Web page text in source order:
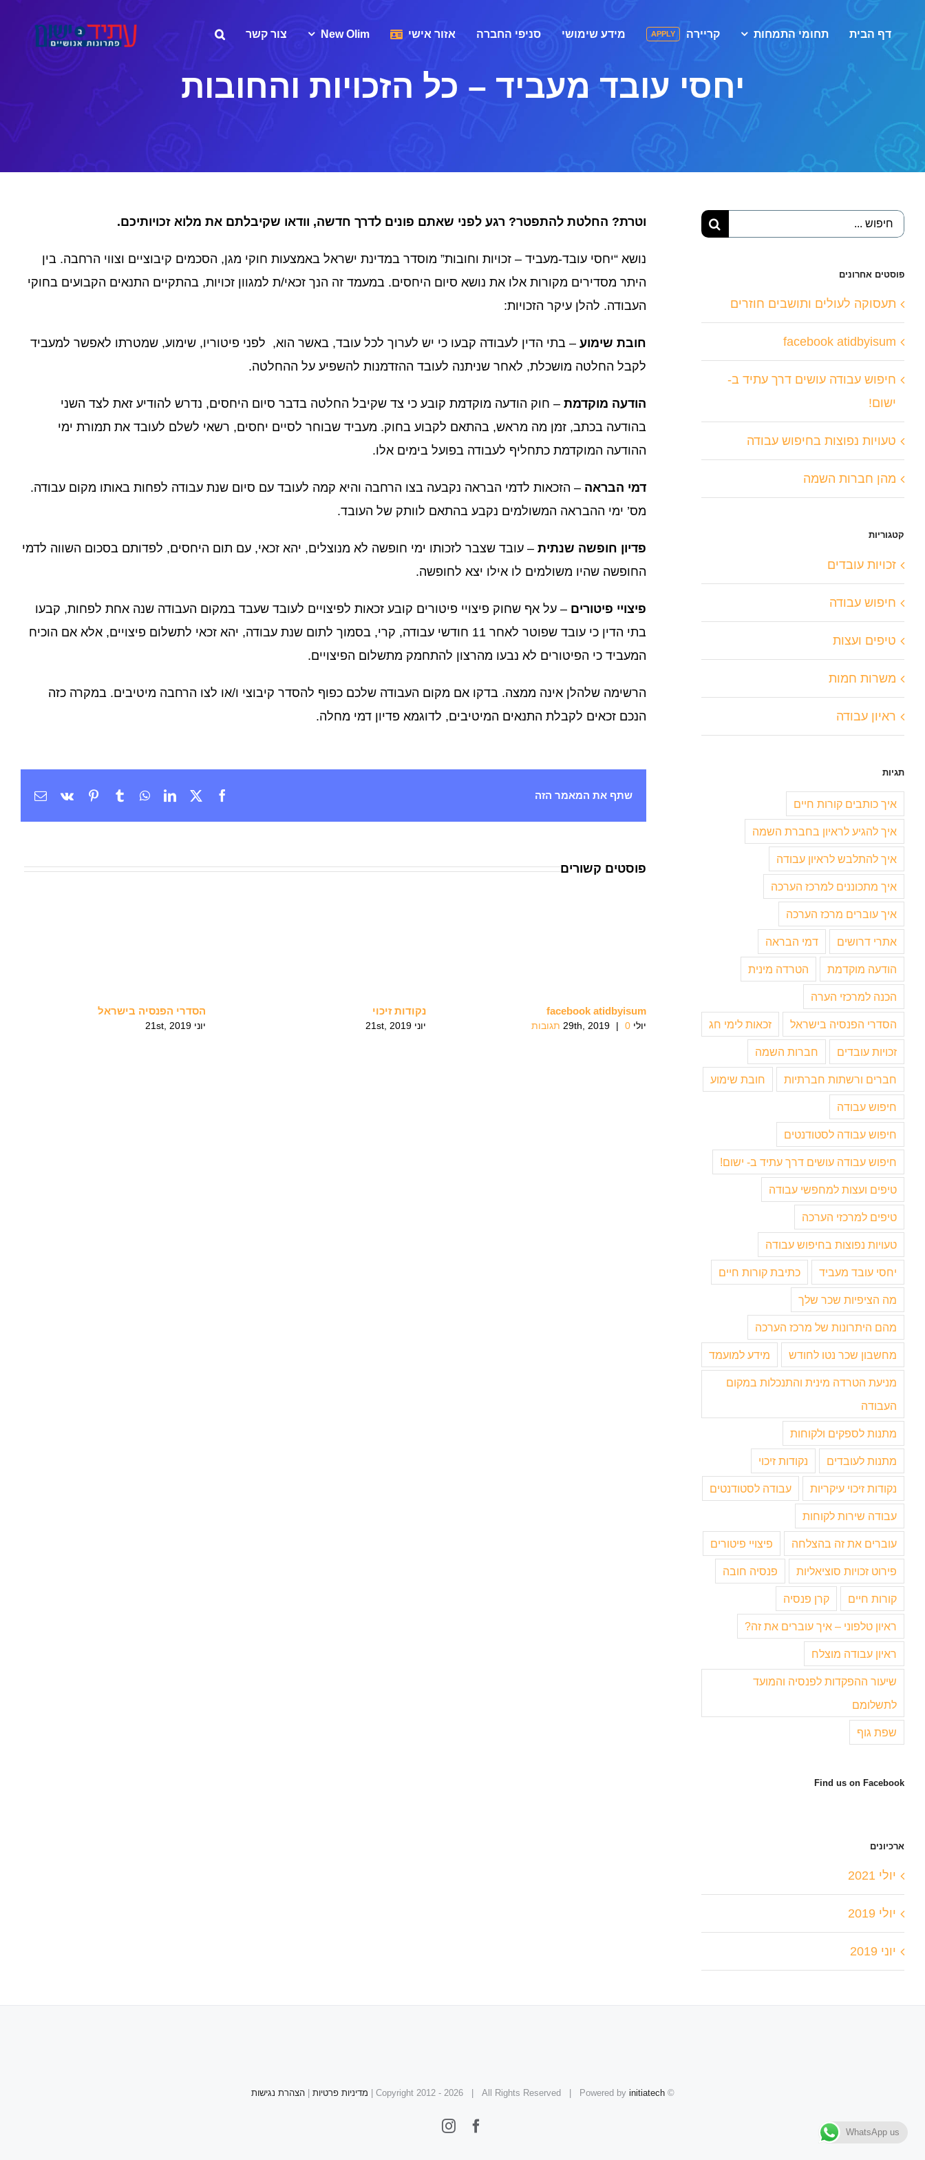
לתוכן
דף הבית תחומי התמחות קריירה APPLY מידע שימושי סניפי החברה אזור אישי New Olim צור קשר
יחסי עובד מעביד – כל הזכויות והחובות
וטרת? החלטת להתפטר? רגע לפני שאתם פונים לדרך חדשה, וודאו שקיבלתם את מלוא זכויותיכם.
נושא “יחסי עובד-מעביד – זכויות וחובות” מוסדר במדינת ישראל באמצעות חוקי מגן, הסכמים קיבוציים וצווי הרחבה. בין
היתר מסדירים מקורות אלו את נושא סיום היחסים. במעמד זה הנך זכאי/ת למגוון זכויות, בהתקיים התנאים הקבועים בחוקי
העבודה. להלן עיקר הזכויות:
חובת שימוע – בתי הדין לעבודה קבעו כי יש לערוך לכל עובד, באשר הוא, לפני פיטוריו, שימוע, שמטרתו לאפשר למעביד
לקבל החלטה מושכלת, לאחר שניתנה לעובד ההזדמנות להשפיע על ההחלטה.
הודעה מוקדמת – חוק הודעה מוקדמת קובע כי צד שקיבל החלטה בדבר סיום היחסים, נדרש להודיע זאת לצד השני
בהודעה בכתב, זמן מה מראש, בהתאם לקבוע בחוק. מעביד שבוחר לסיים יחסים, רשאי לשלם לעובד את תמורת ימי
ההודעה המוקדמת כתחליף לעבודה בפועל בימים אלו.
דמי הבראה – הזכאות לדמי הבראה נקבעה בצו הרחבה והיא קמה לעובד עם סיום שנת עבודה לפחות באותו מקום עבודה.
מס’ ימי ההבראה המשולמים נקבע בהתאם לוותק של העובד.
פדיון חופשה שנתית – עובד שצבר לזכותו ימי חופשה לא מנוצלים, יהא זכאי, עם תום היחסים, לפדותם בסכום השווה לדמי
החופשה שהיו משולמים לו אילו יצא לחופשה.
פיצויי פיטורים – על אף שחוק פיצויי פיטורים קובע זכאות לפיצויים לעובד שעבד במקום העבודה שנה אחת לפחות, קבעו
בתי הדין כי עובד שפוטר לאחר 11 חודשי עבודה, קרי, בסמוך לתום שנת עבודה, יהא זכאי לתשלום פיצויים, אלא אם הוכיח
המעביד כי הפיטורים לא נבעו מהרצון להתחמק מתשלום הפיצויים.
הרשימה שלהלן אינה ממצה. בדקו אם מקום העבודה שלכם כפוף להסדר קיבוצי ו/או לצו הרחבה מיטיבים. במקרה כזה
הנכם זכאים לקבלת התנאים המיטיבים, לדוגמא פדיון דמי מחלה.
שתף את המאמר הזה Facebook
X
LinkedIn
WhatsApp
Tumblr
Pinterest
Vk
כתובת
פוסטים קשורים
facebook atidbyisum
יולי 29th, 2019 | 0 תגובות
נקודות זיכוי
יוני 21st, 2019
הסדרי הפנסיה בישראל
יוני 21st, 2019
חיפוש...
פוסטים אחרונים
תעסוקה לעולים ותושבים חוזרים
facebook atidbyisum
חיפוש עבודה עושים דרך עתיד ב-
ישום!
טעויות נפוצות בחיפוש עבודה
מהן חברות השמה
קטגוריות
זכויות עובדים
חיפוש עבודה
טיפים ועצות
משרות חמות
ראיון עבודה
תגיות
איך כותבים קורות חיים
איך להגיע לראיון בחברת השמה
איך להתלבש לראיון עבודה
איך מתכוננים למרכז הערכה
איך עוברים מרכז הערכה
אתרי דרושים דמי הבראה
הודעה מוקדמת הטרדה מינית
הכנה למרכזי הערה
הסדרי הפנסיה בישראל זכאות לימי חג
זכויות עובדים חברות השמה
חברים ורשתות חברתיות חובת שימוע
חיפוש עבודה
חיפוש עבודה לסטודנטים
חיפוש עבודה עושים דרך עתיד ב- ישום!
טיפים ועצות למחפשי עבודה
טיפים למרכזי הערכה
טעויות נפוצות בחיפוש עבודה
יחסי עובד מעביד כתיבת קורות חיים
מה הציפיות שכר שלך
מהם היתרונות של מרכז הערכה
מחשבון שכר נטו לחודש מידע למועמד
מניעת הטרדה מינית והתנכלות במקום
העבודה
מתנות לספקים ולקוחות
מתנות לעובדים נקודות זיכוי
נקודות זיכוי עיקריות עבודה לסטודנטים
עבודה שירות לקוחות
עוברים את זה בהצלחה פיצויי פיטורים
פירוט זכויות סוציאליות פנסיה חובה
קורות חיים קרן פנסיה
ראיון טלפוני – איך עוברים את זה?
ראיון עבודה מוצלח
שיעור ההפקדות לפנסיה והמועד
לתשלומם
שפת גוף
Find us on Facebook
ארכיונים
יולי 2021
יולי 2019
יוני 2019
© Copyright 2012 -
2026 | All Rights Reserved | Powered by initiatech מדיניות פרטיות |הצהרת נגישות
Facebook
Instagram WhatsApp us